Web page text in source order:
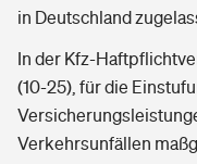
in Deutschland
In der Kfz-
(10-25), für die
Verkehrsunfällen